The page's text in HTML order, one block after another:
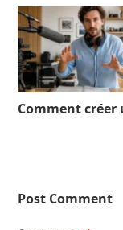
Comment créer
Post Comment